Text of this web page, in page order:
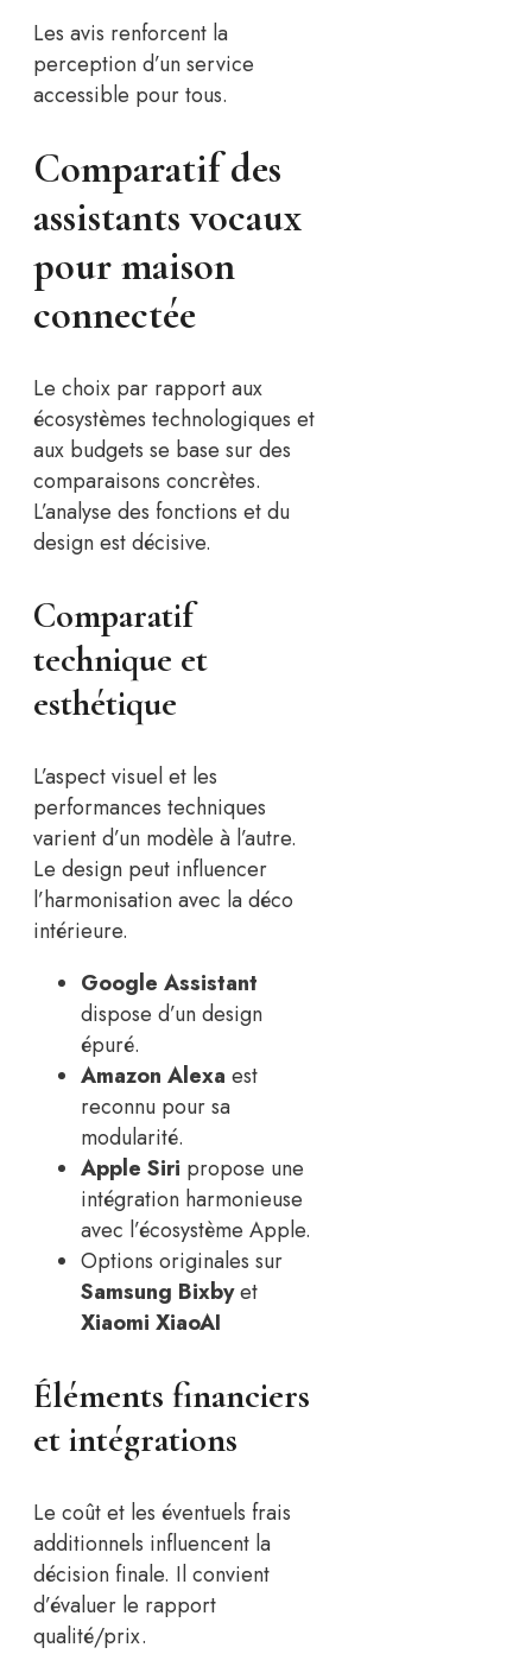
Les avis renforcent la
perception d’un service
accessible pour tous.
Comparatif des
assistants vocaux
pour maison
connectée
Le choix par rapport aux
écosystèmes technologiques et
aux budgets se base sur des
comparaisons concrètes.
L’analyse des fonctions et du
design est décisive.
Comparatif
technique et
esthétique
L’aspect visuel et les
performances techniques
varient d’un modèle à l’autre.
Le design peut influencer
l’harmonisation avec la déco
intérieure.
Google Assistant
dispose d’un design
épuré.
Amazon Alexa est
reconnu pour sa
modularité.
Apple Siri propose une
intégration harmonieuse
avec l’écosystème Apple.
Options originales sur
Samsung Bixbyet
Xiaomi XiaoAI
Éléments financiers
et intégrations
Le coût et les éventuels frais
additionnels influencent la
décision finale. Il convient
d’évaluer le rapport
qualité/prix.